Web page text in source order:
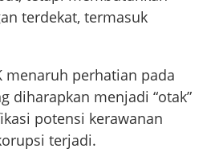
terdekat, termasuk
menaruh perhatian pada
diharapkan menjadi “otak”
potensi kerawanan
terjadi.